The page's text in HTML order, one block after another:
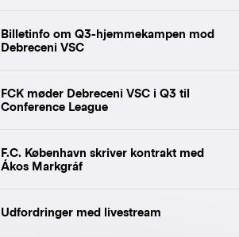
Billetinfo om Q3-hjemmekampen mod
Debreceni VSC
FCK møder Debreceni VSC i Q3 til
Conference League
F.C. København skriver kontrakt med
Ákos Markgráf
Udfordringer med livestream